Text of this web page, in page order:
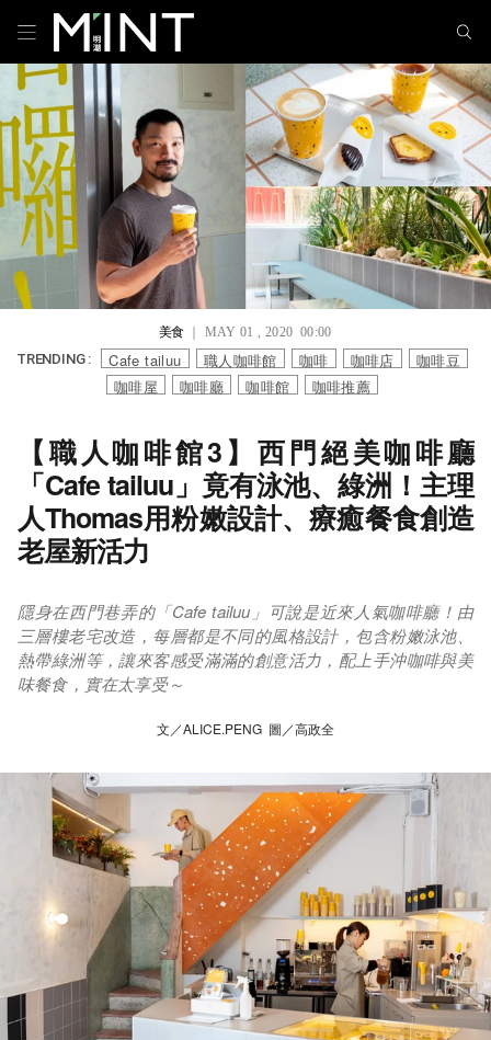
美食｜ MAY 01 , 2020 00:00
TRENDING : Cafe tailuu 職人咖啡館 咖啡 咖啡店
咖啡豆
咖啡屋
咖啡廳 咖啡館 咖啡推薦
【職人咖啡館3】西門絕美咖啡廳
「Cafe tailuu」竟有泳池、綠洲！主理
人Thomas用粉嫩設計、療癒餐食創造
老屋新活力
隱身在西門巷弄的「Cafe tailuu」可說是近來人氣咖啡廳！由
三層樓老宅改造，每層都是不同的風格設計，包含粉嫩泳池、
熱帶綠洲等，讓來客感受滿滿的創意活力，配上手沖咖啡與美
味餐食，實在太享受～
文／ALICE.PENG 圖／高政全